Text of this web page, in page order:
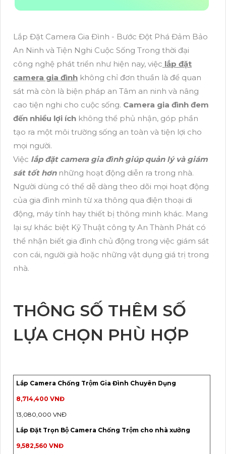
Lắp Đặt Camera Gia Đình - Bước Đột Phá Đảm Bảo
An Ninh và Tiện Nghi Cuộc Sống Trong thời đại
công nghệ phát triển như hiện nay, việc lắp đặt
camera gia đình không chỉ đơn thuần là để quan
sát mà còn là biện pháp an Tâm an ninh và nâng
cao tiện nghi cho cuộc sống. Camera gia đình đem
đến nhiều lợi ích không thể phủ nhận, góp phần
tạo ra một môi trường sống an toàn và tiện lợi cho
mọi người.
Việc lắp đặt camera gia đình giúp quản lý và giám
sát tốt hơn những hoạt động diễn ra trong nhà.
Người dùng có thể dễ dàng theo dõi mọi hoạt động
của gia đình mình từ xa thông qua điện thoại di
động, máy tính hay thiết bị thông minh khác. Mang
lại sự khác biệt Kỹ Thuật công ty An Thành Phát có
thể nhận biết gia đình chủ động trong việc giám sát
con cái, người già hoặc những vật dụng giá trị trong
nhà.
THÔNG SỐ THÊM SỐ
LỰA CHỌN PHÙ HỢP
Lắp Camera Chống Trộm Gia Đình Chuyên Dụng
8,714,400 VNĐ
13,080,000 VNĐ
Lắp Đặt Trọn Bộ Camera Chống Trộm cho nhà xưởng
9,582,560 VNĐ